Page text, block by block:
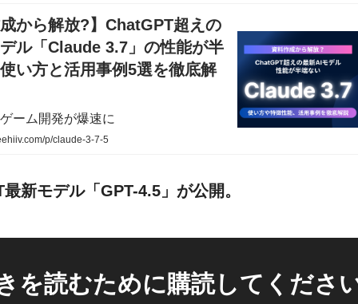
から解放?】ChatGPT超えの
ル「Claude 3.7」の性能が半
い方と活用事例5選を徹底解
ーム開発が爆速に
p/claude-3-7-5
新モデル「GPT-4.5」が公開。
を読むために購読してくださ